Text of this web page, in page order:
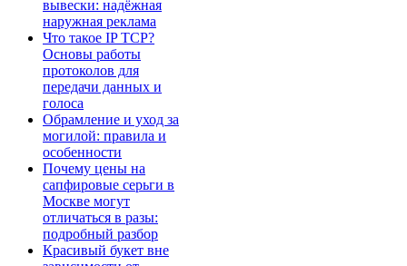
вывески: надёжная
наружная реклама
Что такое IP TCP?
Основы работы
протоколов для
передачи данных и
голоса
Обрамление и уход за
могилой: правила и
особенности
Почему цены на
сапфировые серьги в
Москве могут
отличаться в разы:
подробный разбор
Красивый букет вне